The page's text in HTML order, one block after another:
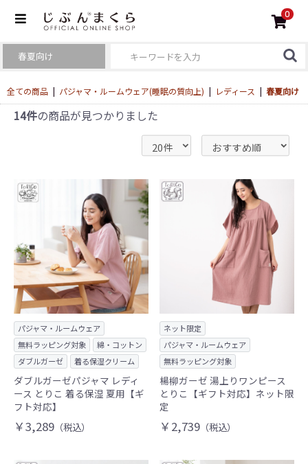
0
全ての商品 | パジャマ・ルームウェア(睡眠の質向上) | レディース | 春夏向け
14件の商品が見つかりました
パジャマ・ルームウェア
無料ラッピング対象
綿・コットン
ダブルガーゼ
着る保湿クリーム
ダブルガーゼパジャマ レディ
ース とりこ 着る保湿 夏用【ギ
フト対応】
￥3,289 （税込）
ネット限定
パジャマ・ルームウェア
無料ラッピング対象
楊柳ガーゼ 湯上りワンピース
とりこ【ギフト対応】ネット限
定
￥2,739 （税込）